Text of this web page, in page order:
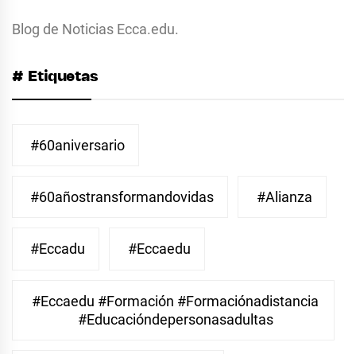
Blog de Noticias Ecca.edu.
# Etiquetas
#60aniversario
#60añostransformandovidas #Alianza
#eccadu #eccaedu
#eccaedu #formación #formaciónadistancia
#educacióndepersonasadultas